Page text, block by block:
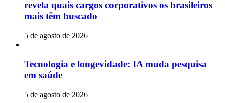
revela quais cargos corporativos os brasileiros
mais têm buscado
5 de agosto de 2026
Tecnologia e longevidade: IA muda pesquisa
em saúde
5 de agosto de 2026